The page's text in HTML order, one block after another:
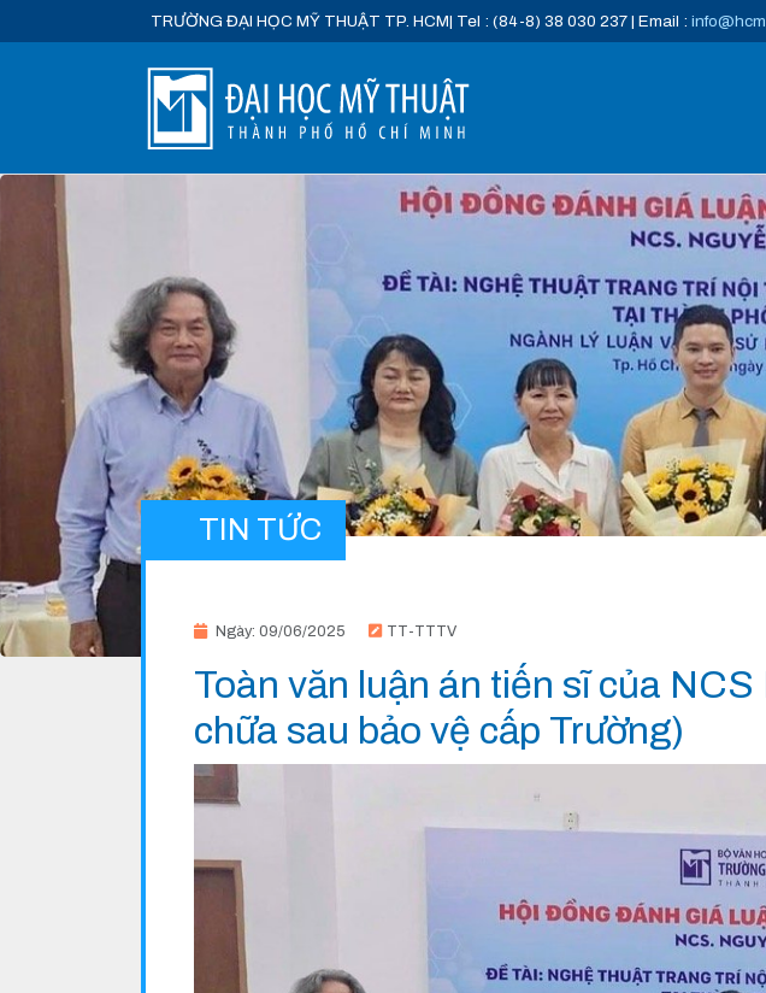
TRƯỜNG ĐẠI HỌC MỸ THUẬT TP. HCM| Tel : (84-8) 38 030 237 | Email :
TIN TỨC
Ngày: 09/06/2025 TT-TTTV
Toàn văn luận án tiến sĩ của
chữa sau bảo vệ cấp Trường)